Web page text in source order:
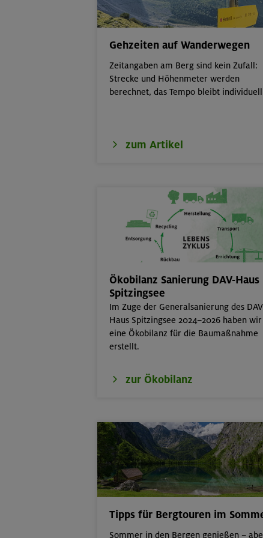
16.08.26
18.08.26 Klettertreff
19.08.26 Fahrtechnik I
Hohe Gipfel
21.-23.08.26
21./22./23.08.26
Kombikurs:
21.08.26
22./23.08.26 Bouldern für
Gehzeiten auf Wanderwegen
Zeitangaben am Berg sind kein Zufall:
Strecke und Höhenmeter werden
berechnet, das Tempo bleibt
zum Artikel
Ökobilanz Sanierung DAV-Haus
Spitzingsee
Im Zuge der Generalsanierung des
Haus Spitzingsee 2024–2026 haben wir
eine Ökobilanz für die Baumaßnahme
erstellt.
zur Ökobilanz
Tipps für Bergtouren im
Sommer in den Bergen genießen –